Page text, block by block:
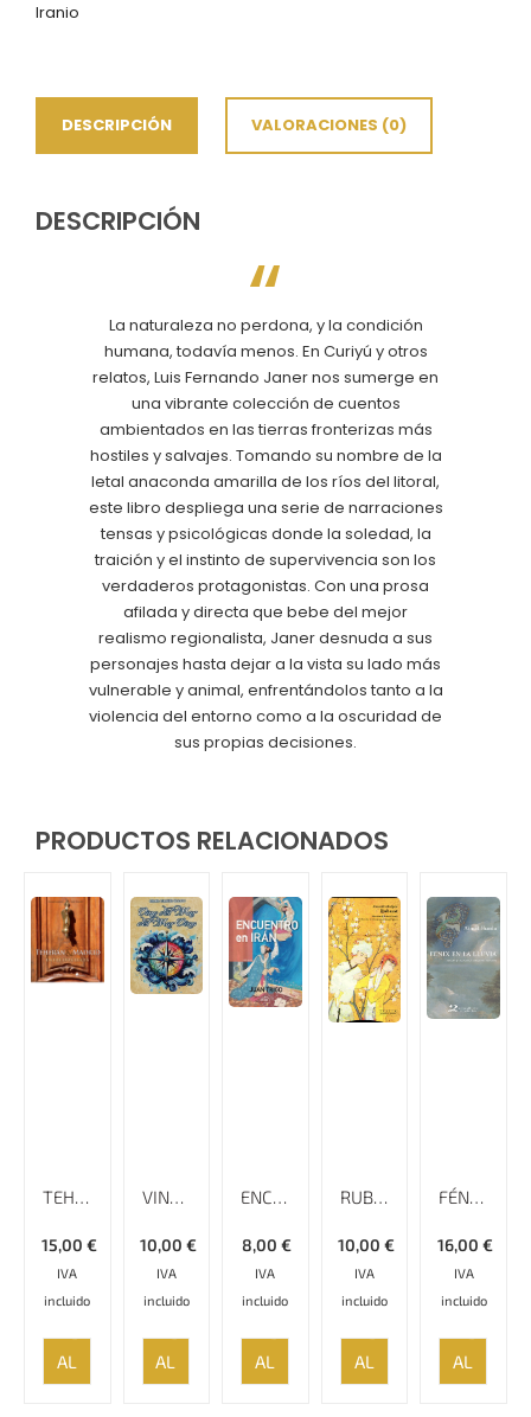
Iranio
DESCRIPCIÓN VALORACIONES (0)
DESCRIPCIÓN
La naturaleza no perdona, y la condición
humana, todavía menos. En Curiyú y otros
relatos, Luis Fernando Janer nos sumerge en
una vibrante colección de cuentos
ambientados en las tierras fronterizas más
hostiles y salvajes. Tomando su nombre de la
letal anaconda amarilla de los ríos del litoral,
este libro despliega una serie de narraciones
tensas y psicológicas donde la soledad, la
traición y el instinto de supervivencia son los
verdaderos protagonistas. Con una prosa
afilada y directa que bebe del mejor
realismo regionalista, Janer desnuda a sus
personajes hasta dejar a la vista su lado más
vulnerable y animal, enfrentándolos tanto a la
violencia del entorno como a la oscuridad de
sus propias decisiones.
PRODUCTOS RELACIONADOS
TEHERAN & MADRID ENTRE DOS LUCES
€
15,00
IVA
incluido
AL
CARRITO
VINO DEL MAR DEL MAR VINO
€
10,00
IVA
incluido
AL
CARRITO
ENCUENTRO EN IRÁN
€
8,00
IVA
incluido
AL
CARRITO
RUBAYAT
€
10,00
IVA
incluido
AL
CARRITO
FÉNIX EN LA LLUVIA
€
16,00
IVA
incluido
AL
CARRITO